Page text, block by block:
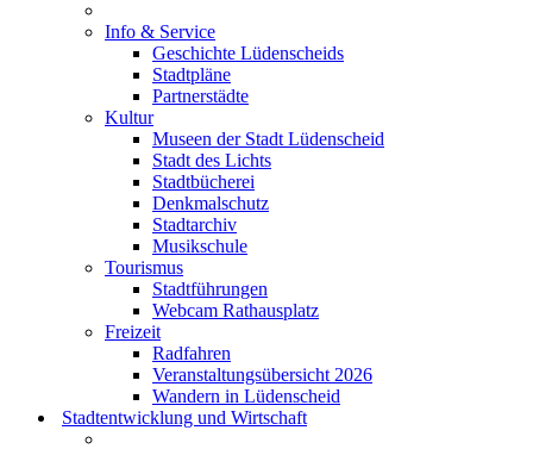
Info & Service
Geschichte Lüdenscheids
Stadtpläne
Partnerstädte
Kultur
Museen der Stadt Lüdenscheid
Stadt des Lichts
Stadtbücherei
Denkmalschutz
Stadtarchiv
Musikschule
Tourismus
Stadtführungen
Webcam Rathausplatz
Freizeit
Radfahren
Veranstaltungsübersicht 2026
Wandern in Lüdenscheid
Stadtentwicklung und Wirtschaft